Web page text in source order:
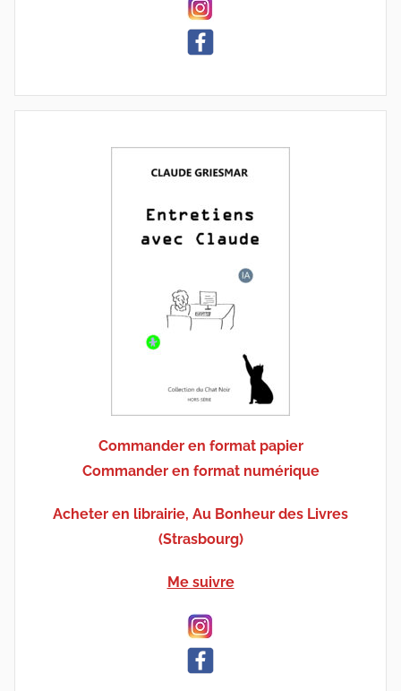
Commander en format papier
Commander en format numérique
Acheter en librairie, Au Bonheur des Livres
(Strasbourg)
Me suivre